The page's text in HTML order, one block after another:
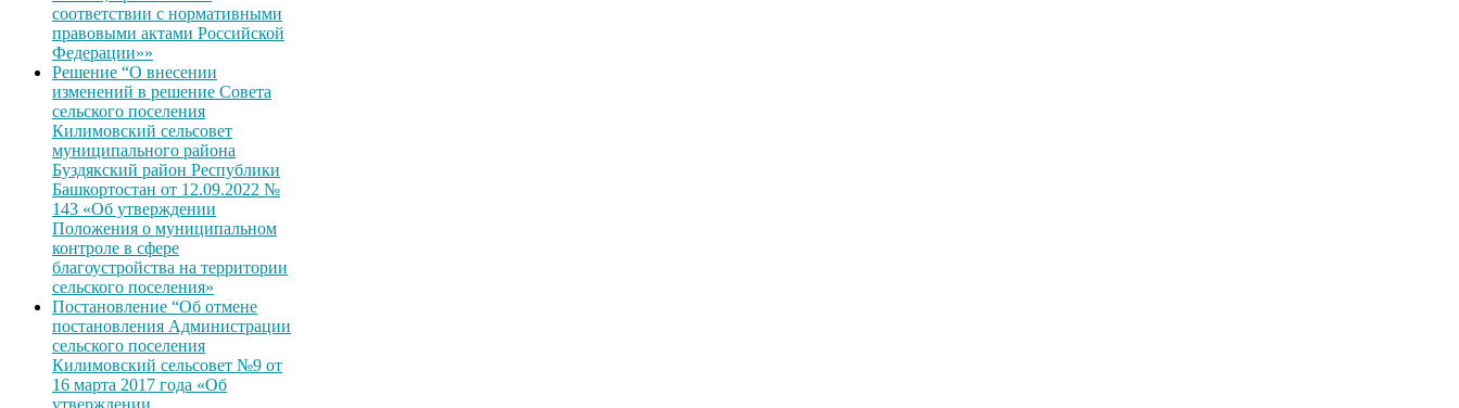
соответствии с нормативными
правовыми актами Российской
Федерации»»
Решение “О внесении
изменений в решение Совета
сельского поселения
Килимовский сельсовет
муниципального района
Буздякский район Республики
Башкортостан от 12.09.2022 №
143 «Об утверждении
Положения о муниципальном
контроле в сфере
благоустройства на территории
сельского поселения»
Постановление “Об отмене
постановления Администрации
сельского поселения
Килимовский сельсовет №9 от
16 марта 2017 года «Об